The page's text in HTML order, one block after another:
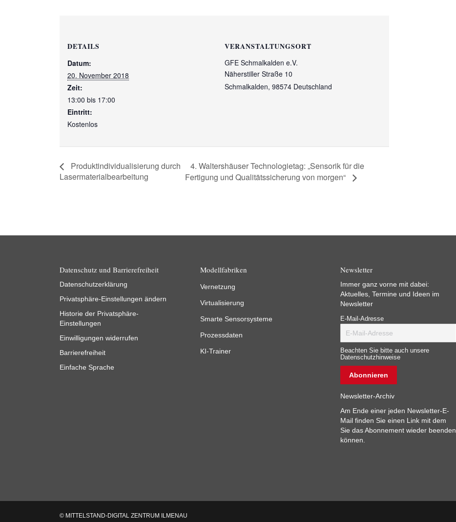
DETAILS
Datum:
20. November 2018
Zeit:
13:00 bis 17:00
Eintritt:
Kostenlos
VERANSTALTUNGSORT
GFE Schmalkalden e.V.
Näherstiller Straße 10
Schmalkalden, 98574 Deutschland
Produktindividualisierung durch
Lasermaterialbearbeitung
4. Waltershäuser Technologietag: „Sensorik für die
Fertigung und Qualitätssicherung von morgen“
Datenschutz und Barrierefreiheit
Datenschutzerklärung
Privatsphäre-Einstellungen ändern
Historie der Privatsphäre-
Einstellungen
Einwilligungen widerrufen
Barrierefreiheit
Einfache Sprache
Modellfabriken
Vernetzung
Virtualisierung
Smarte Sensorsysteme
Prozessdaten
KI-Trainer
Newsletter
Immer ganz vorne mit dabei:
Aktuelles, Termine und Ideen im
Newsletter
E-Mail-Adresse
Beachten Sie bitte auch unsere
Datenschutzhinweise
Newsletter-Archiv
Am Ende einer jeden Newsletter-E-
Mail finden Sie einen Link mit dem
Sie das Abonnement wieder beenden
können.
© MITTELSTAND-DIGITAL ZENTRUM ILMENAU